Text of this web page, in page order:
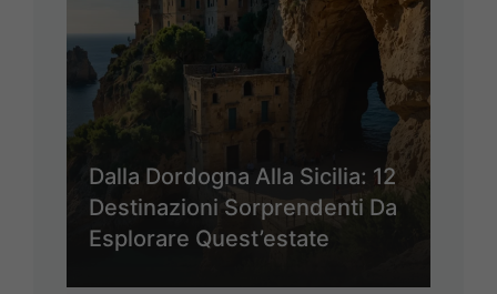
Dalla Dordogna Alla Sicilia: 12
Destinazioni Sorprendenti Da
Esplorare Quest’estate